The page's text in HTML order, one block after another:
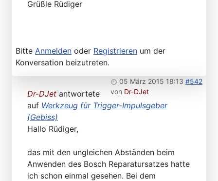
Grüßle Rüdiger
Bitte Anmelden oder Registrieren um der
Konversation beizutreten.
05 März 2015 18:13 #542
von Dr-DJet
Dr-DJet antwortete
auf Werkzeug für Trigger-Impulsgeber
(Gebiss)
Hallo Rüdiger,
das mit den ungleichen Abständen beim
Anwenden des Bosch Reparatursatzes hatte
ich schon einmal gesehen. Bei dem